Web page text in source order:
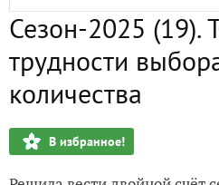
Сезон-2025 (19). Баклажаны
Сезон-2025 (19). Перцы
Погода в марте 2025 сезона
Сезон-2025 (19).
трудности
количества
В избранное!